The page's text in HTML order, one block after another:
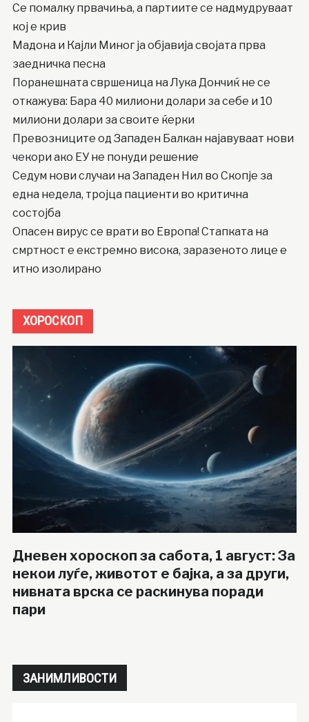
Се помалку првачиња, а партиите се надмудруваат
кој е крив
Мадона и Кајли Миног ја објавија својата прва
заедничка песна
Поранешната свршеница на Лука Дончиќ не се
откажува: Бара 40 милиони долари за себе и 10
милиони долари за своите ќерки
Превозниците од Западен Балкан најавуваат нови
чекори ако ЕУ не понуди решение
Седум нови случаи на Западен Нил во Скопје за
една недела, тројца пациенти во критична
состојба
Опасен вирус се врати во Европа! Стапката на
смртност е екстремно висока, заразеното лице е
итно изолирано
ХОРОСКОП
Дневен хороскоп за сабота, 1 август: За
некои луѓе, животот е бајка, а за други,
нивната врска се раскинува поради
пари
ЗАНИМЛИВОСТИ